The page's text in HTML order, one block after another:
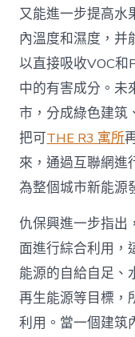
又能進一步提高水
內溫度和濕度，并
以直接吸收VOC和
中的有害成分。未
市，分成綠色建筑
把可THE R3 寓所
來，通過互聯網進
為整個城市新能源
仇保興進一步指出
面進行綜合利用，
能源的自給自足、
再生能源等目標，
利用。當一個建筑